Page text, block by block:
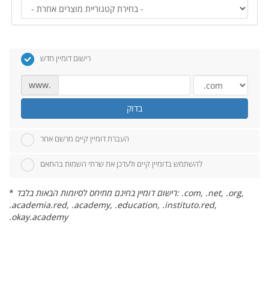
רישום דומיין חדש
www.
בדוק
העברת דומיין קיים מרשם אחר
להשתמש בדומיין קיים ולעדכן את שרתי השמות בהתאם
* רישום דומיין בחינם מתיחס לסיומות הבאות בלבד: .com, .net, .org,
.academia.red, .academy, .education, .instituto.red,
.okay.academy